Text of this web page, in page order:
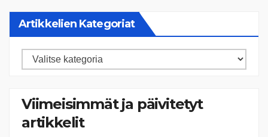
Artikkelien Kategoriat
Artikkelien
Viimeisimmät ja päivitetyt
artikkelit